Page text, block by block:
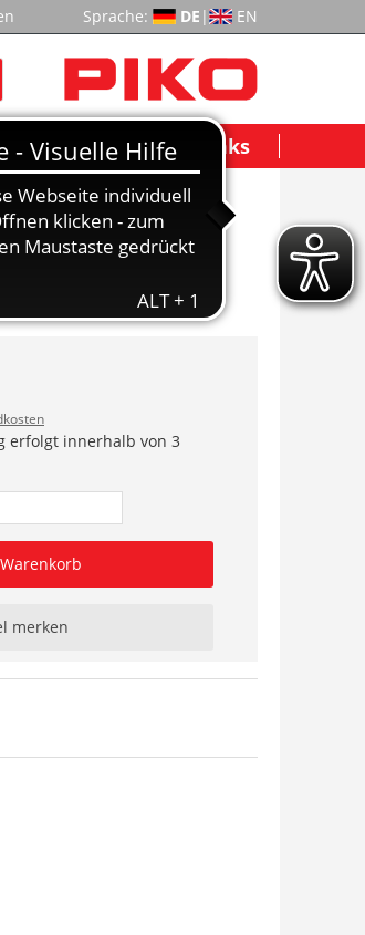
Sprache: DE | EN
Wichtige Links
erfolgt innerhalb von 3
merken